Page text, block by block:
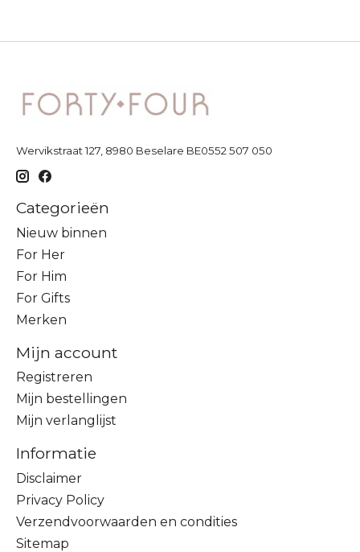
Wervikstraat 127, 8980 Beselare BE0552 507 050
Categorieën
Nieuw binnen
For Her
For Him
For Gifts
Merken
Mijn account
Registreren
Mijn bestellingen
Mijn verlanglijst
Informatie
Disclaimer
Privacy Policy
Verzendvoorwaarden en condities
Sitemap